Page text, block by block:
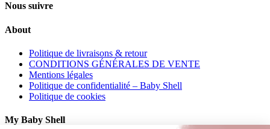
Nous suivre
About
Politique de livraisons & retour
CONDITIONS GÉNÉRALES DE VENTE
Mentions légales
Politique de confidentialité – Baby Shell
Politique de cookies
My Baby Shell